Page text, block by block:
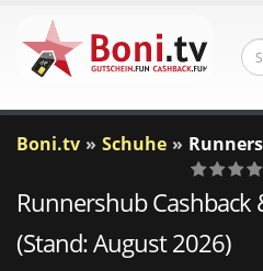
Boni.tv Schuhe
0
Votes
Runnershub Cashback
(Stand: August 2026)